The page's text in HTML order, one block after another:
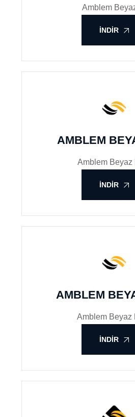
Amblem
İNDIR
AMBLEM
Amblem Beyaz
İNDIR
AMBLEM
Amblem Beyaz
İNDIR